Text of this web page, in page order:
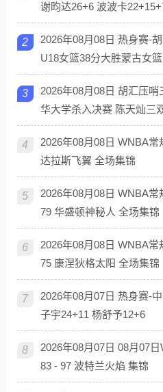
谢昀达26+6 波波卡
2
2026年08月08日 热身赛-
U18女篮38分大胜蒙古女篮
3
2026年08月08日 胡汇压
华大学杀入决赛 陈天灿三
4
2026年08月08日 WNBA
达拉斯飞翼 全场集锦
5
2026年08月08日 WNBA
79 华盛顿神秘人 全场集锦
6
2026年08月08日 WNBA
75 康涅狄格太阳 全场集锦
7
2026年08月07日 热身赛-
子宇24+11 杨舒予12+6
8
2026年08月07日 08月07
83 - 97 波特兰火焰 集锦